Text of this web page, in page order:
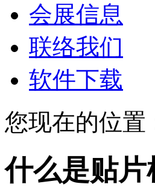
会展信息
联络我们
软件下载
您现在的位置
什么是贴